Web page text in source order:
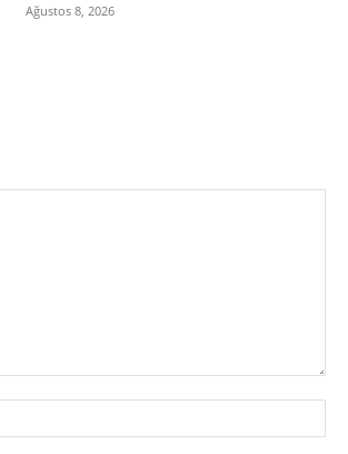
Ağustos 8, 2026